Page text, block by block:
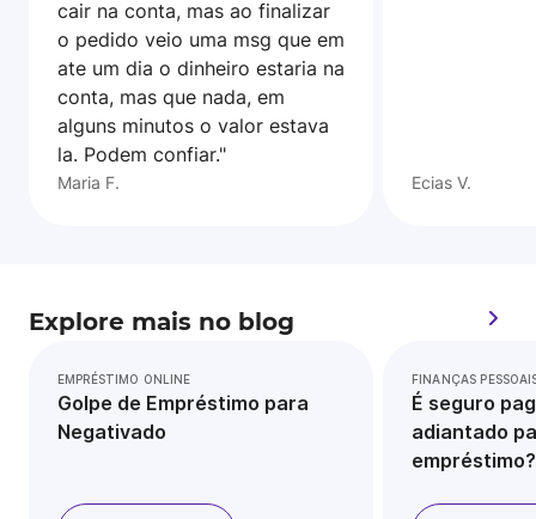
cair na conta, mas ao finalizar
o pedido veio uma msg que em
ate um dia o dinheiro estaria na
conta, mas que nada, em
alguns minutos o valor estava
la. Podem confiar."
Maria F. Ecias V.
Explore mais no blog
EMPRÉSTIMO ONLINE
Golpe de Empréstimo para
Negativado
FINANÇAS
É seguro
adiantado
empréstimo?